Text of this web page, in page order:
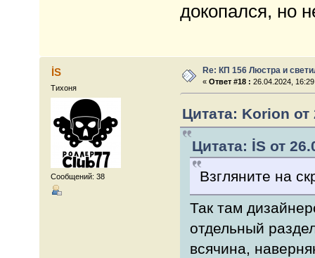
докопался, но
İS
Тихоня
Сообщений: 38
Re: КП 156 Люстра и
«Ответ #18 : 26.04.2024,
Цитата: Korion от
Цитата: İS от
Взгляните на
Так там
отдельный
всячина,